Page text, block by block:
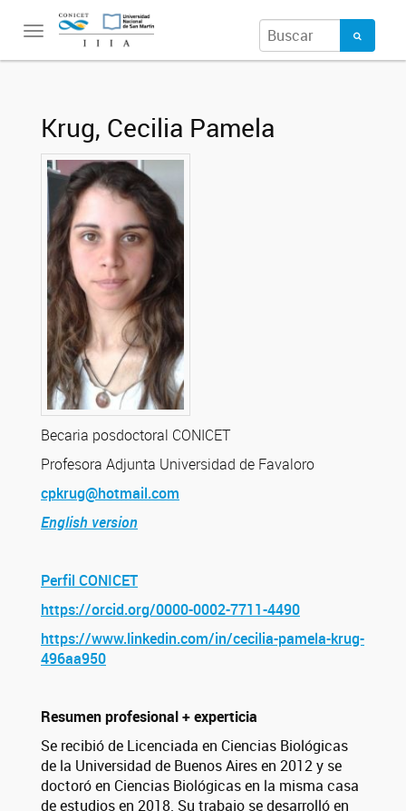
Toggle
navigation
Krug, Cecilia Pamela
Becaria posdoctoral CONICET
Profesora Adjunta Universidad de Favaloro
cpkrug@hotmail.com
English version
Perfil CONICET
https://orcid.org/0000-0002-7711-4490
https://www.linkedin.com/in/cecilia-pamela-krug-
496aa950
Resumen profesional + experticia
Se recibió de Licenciada en Ciencias Biológicas
de la Universidad de Buenos Aires en 2012 y se
doctoró en Ciencias Biológicas en la misma casa
de estudios en 2018. Su trabajo se desarrolló en